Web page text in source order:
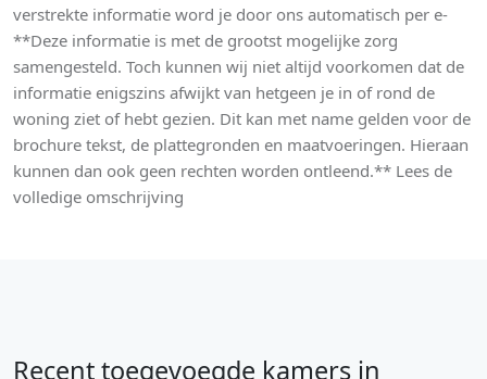
verstrekte informatie word je door ons automatisch per e-
**Deze informatie is met de grootst mogelijke zorg
samengesteld. Toch kunnen wij niet altijd voorkomen dat de
informatie enigszins afwijkt van hetgeen je in of rond de
woning ziet of hebt gezien. Dit kan met name gelden voor de
brochure tekst, de plattegronden en maatvoeringen. Hieraan
kunnen dan ook geen rechten worden ontleend.** Lees de
volledige omschrijving
Recent toegevoegde kamers in